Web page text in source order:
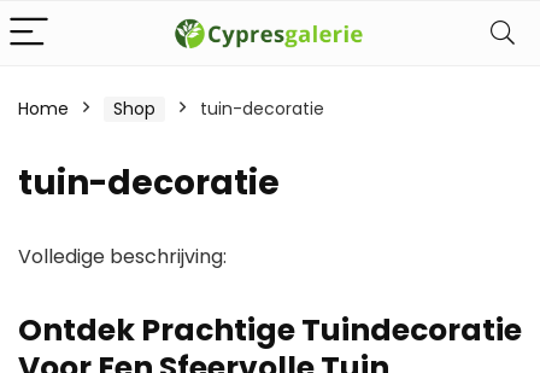
Home Shop tuin-decoratie
tuin-decoratie
Volledige beschrijving:
Ontdek Prachtige Tuindecoratie